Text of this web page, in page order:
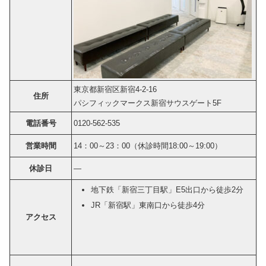
住所
東京都新宿区新宿4-2-16
パシフィックマークス新宿サウスゲート5F
電話番号 0120-562-535
営業時間 14：00～23：00（休診時間18:00～19:00）
休診日 ―
アクセス
地下鉄「新宿三丁目駅」E5出口から徒歩2分
JR「新宿駅」東南口から徒歩4分